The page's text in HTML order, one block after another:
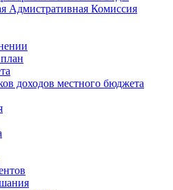
Адмистративная Комиссия
доходов местного бюджета